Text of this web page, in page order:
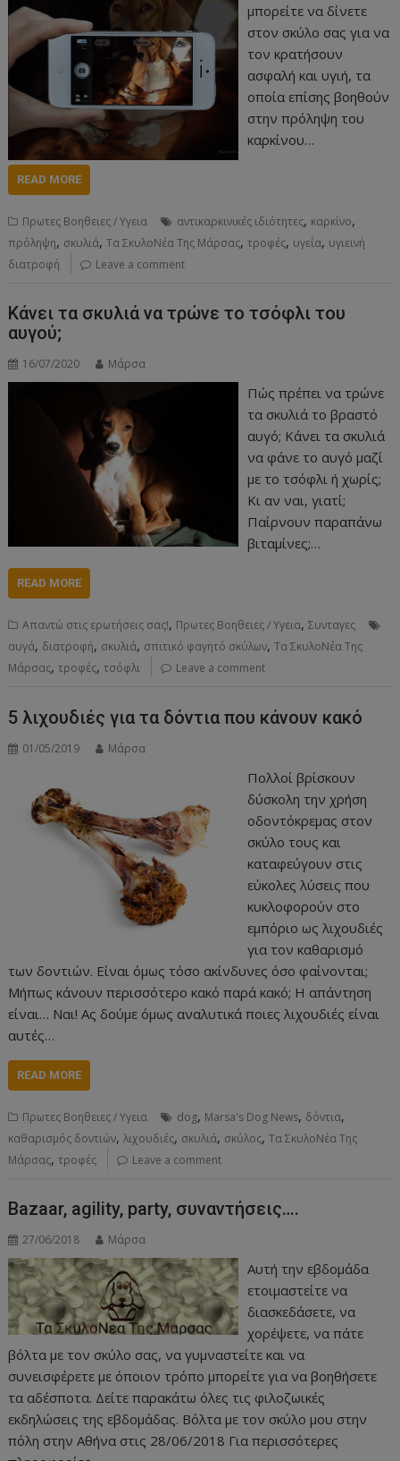
μπορείτε να δίνετε
στον σκύλο σας για να
τον κρατήσουν
ασφαλή και υγιή, τα
οποία επίσης βοηθούν
στην πρόληψη του
καρκίνου…
READ MORE
Πρωτες Βοηθειες / Υγεια αντικαρκινικές ιδιότητες, καρκίνο,
πρόληψη, σκυλιά,Τα ΣκυλοΝέα Της Μάρσας,τροφές, υγεία, υγιεινή
διατροφή
Leave a comment
Κάνει τα σκυλιά να τρώνε το τσόφλι του
αυγού;
16/07/2020 Μάρσα
Πώς πρέπει να τρώνε
τα σκυλιά το βραστό
αυγό; Κάνει τα σκυλιά
να φάνε το αυγό μαζί
με το τσόφλι ή χωρίς;
Κι αν ναι, γιατί;
Παίρνουν παραπάνω
βιταμίνες;…
READ MORE
Απαντώ στις ερωτήσεις σας!, Πρωτες Βοηθειες / Υγεια,Συνταγες
αυγά, διατροφή, σκυλιά, σπιτικό φαγητό σκύλων,Τα ΣκυλοΝέα Της
Μάρσας,τροφές,τσόφλι Leave a comment
5 λιχουδιές για τα δόντια που κάνουν κακό
01/05/2019 Μάρσα
Πολλοί βρίσκουν
δύσκολη την χρήση
οδοντόκρεμας στον
σκύλο τους και
καταφεύγουν στις
εύκολες λύσεις που
κυκλοφορούν στο
εμπόριο ως λιχουδιές
για τον καθαρισμό
των δοντιών. Είναι όμως τόσο ακίνδυνες όσο φαίνονται;
Μήπως κάνουν περισσότερο κακό παρά κακό; Η απάντηση
είναι… Ναι! Ας δούμε όμως αναλυτικά ποιες λιχουδιές είναι
αυτές…
READ MORE
Πρωτες Βοηθειες / Υγεια dog, Marsa's Dog News, δόντια,
καθαρισμός δοντιών,λιχουδιές, σκυλιά, σκύλος,Τα ΣκυλοΝέα Της
Μάρσας,τροφές Leave a comment
Bazaar, agility, party, συναντήσεις….
27/06/2018 Μάρσα
Αυτή την εβδομάδα
ετοιμαστείτε να
διασκεδάσετε, να
χορέψετε, να πάτε
βόλτα με τον σκύλο σας, να γυμναστείτε και να
συνεισφέρετε με όποιον τρόπο μπορείτε για να βοηθήσετε
τα αδέσποτα. Δείτε παρακάτω όλες τις φιλοζωικές
εκδηλώσεις της εβδομάδας. Βόλτα με τον σκύλο μου στην
πόλη στην Αθήνα στις 28/06/2018 Για περισσότερες